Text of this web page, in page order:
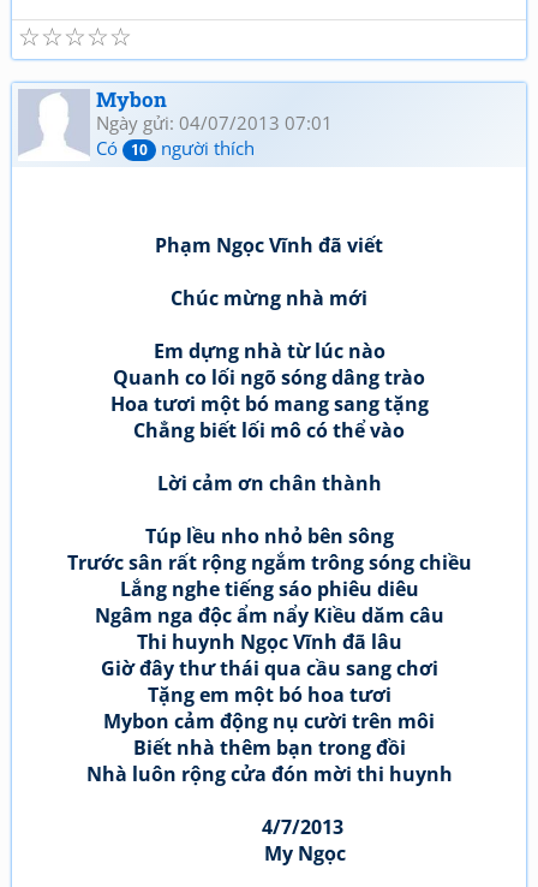
☆
☆
☆
☆
☆
Mybon
Ngày gửi: 04/07/2013 07:01
Có
10 người thích
Phạm Ngọc Vĩnh đã viết
Chúc mừng nhà mới
Em dựng nhà từ lúc nào
Quanh co lối ngõ sóng dâng trào
Hoa tươi một bó mang sang tặng
Chẳng biết lối mô có thể vào
Lời cảm ơn chân thành
Túp lều nho nhỏ bên sông
Trước sân rất rộng ngắm trông sóng chiều
Lắng nghe tiếng sáo phiêu diêu
Ngâm nga độc ẩm nẩy Kiều dăm câu
Thi huynh Ngọc Vĩnh đã lâu
Giờ đây thư thái qua cầu sang chơi
Tặng em một bó hoa tươi
Mybon cảm động nụ cười trên môi
Biết nhà thêm bạn trong đồi
Nhà luôn rộng cửa đón mời thi huynh
4/7/2013
My Ngọc